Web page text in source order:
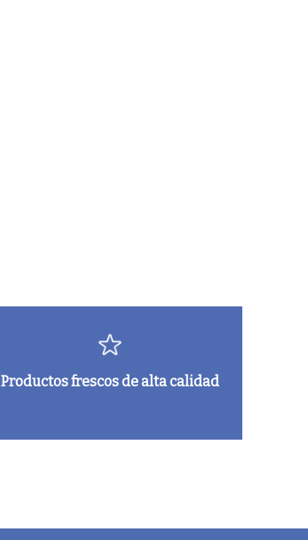
Productos frescos de alta calidad